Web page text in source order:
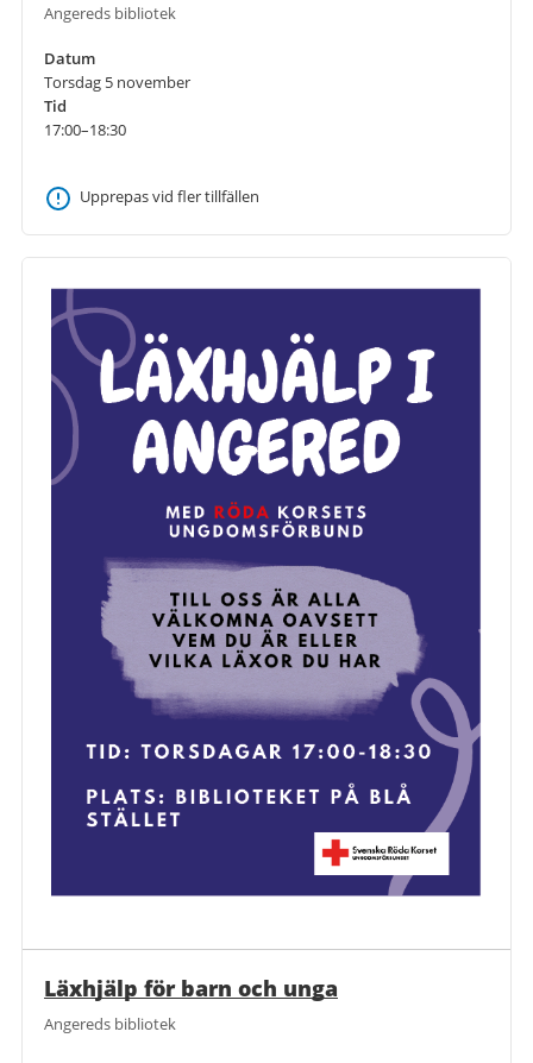
Angereds bibliotek
Datum
Torsdag 5 november
Tid
17:00–18:30
Upprepas vid fler tillfällen
Läxhjälp för barn och unga
Angereds bibliotek